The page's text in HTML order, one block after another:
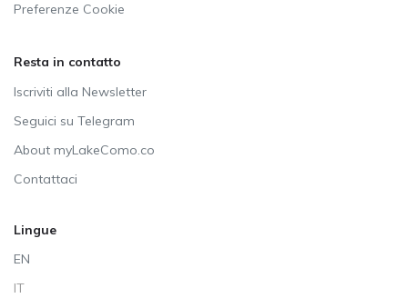
Preferenze Cookie
Resta in contatto
Iscriviti alla Newsletter
Seguici su Telegram
About myLakeComo.co
Contattaci
Lingue
EN
IT